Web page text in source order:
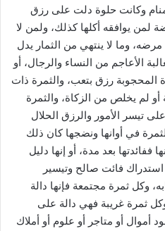
وكانت حلوة دلت على رزق
لمن يوافقه أكلها كذلك، ولمن لا
وما لا ينتهي من الثمار يدل
الأعاجم من النساء والرجال، أو
المحجوبة رزق بتعب، والثمرة ذات
لم يخلص من الزكاة، والثمرة
تيسر الأمور والرزق الحلال
في أوانها ونضجها كان ذلك
ففائدتها بعد مدة، أو إنها دليل
فائت صالح وتيسير
وكل ثمرة مجتمعة فإنها دالة
ثمرة غريبة فهي دالة على
أموال أو متاجر أو علوم أو أملاك